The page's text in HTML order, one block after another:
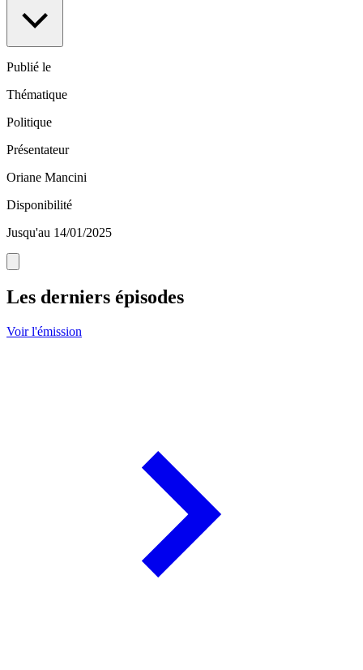
Publié le
Thématique
Politique
Présentateur
Oriane Mancini
Disponibilité
Jusqu'au 14/01/2025
Les derniers épisodes
Voir l'émission